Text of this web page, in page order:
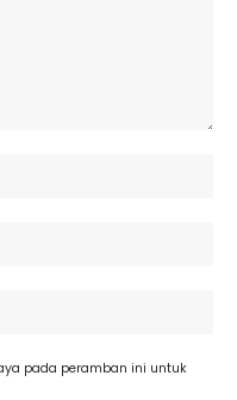
pada peramban ini untuk